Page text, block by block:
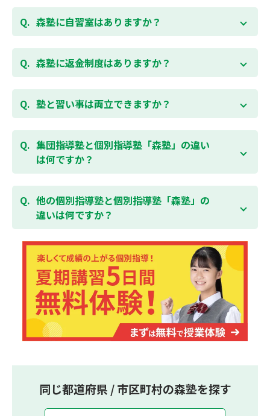
春期・夏期等の講習以外では森塾の授業は学校で習っ
たところを教える「復習型授業」ではなく、塾で習っ
のが楽しくなります。
勉強が楽しくなるとテストの成績が上がり、テストの
様の成績アップを目指しましょう！まずは無料授業体
験を！
無料体験はこちら
森塾に自習室はありますか？
各校舎に完備しています。
空いている時間があれば、学校の授業の予習や宿題、
森塾に返金制度はありますか？
森塾では保護者様に「安心して」入塾をご検討いただ
くために、ご入塾後4回授業を受けられるまでに入塾
「全額」を返金させていただく「返金制度」をご用意
しております。
塾と習い事は両立できますか？
森塾は個別指導ですので、時間や曜日を自由に選択す
ることができます。そのため、部活やすでにお通いの
習い事などと無理なく両立することができます。
集団指導塾と個別指導塾「森塾」の違い
は何ですか？
集団指導塾は多人数の生徒に対して授業を行う学校の
授業と似たスタイルでの指導となりますが、個別指導
塾の森塾は一人ひとりの学習スピードに合わせて個別
に指導します。
他の個別指導塾と個別指導塾「森塾」の
違いは何ですか？
個別指導塾の森塾は、「先生1人に生徒2人まで」の個
別指導で、「1科目＋20点の成績保証」が大評判の塾
です。しかも、「保護者様にも安心の授業料」で、多
くの保護者様からご好評いただいております。
同じ都道府県 / 市区町村の森塾を探す